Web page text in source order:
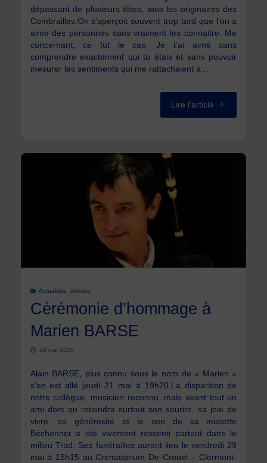
dépassant de plusieurs têtes, tous les originaires des
Combrailles.On s’aperçoit souvent trop tard que l’on a
aimé des personnes sans vraiment les connaitre. Me
concernant, ce fut le cas. Je t’ai aimé sans
comprendre exactement qui tu étais et sans pouvoir
mesurer les sentiments qui me rattachaient à …
Lire l'article"A
Actualités, Articles
Cérémonie d’hommage à
Marien BARSE
28 mai 2026
Alain BARSE, plus connu sous le nom de « Marien »
s’en est allé jeudi 21 mai à 19h20.La disparition de
notre collègue, musicien reconnu, mais avant tout un
ami dont on retiendra surtout son sourire, sa joie de
vivre, sa générosité et le son de sa musette
Béchonnet a été vivement ressenti partout dans le
milieu Trad. Ses funérailles auront lieu le vendredi 29
mai à 15h15 au Crématorium De Crouel – Clermont-